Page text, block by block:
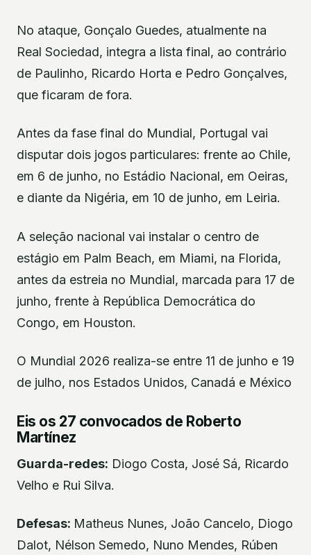
No ataque, Gonçalo Guedes, atualmente na
Real Sociedad, integra a lista final, ao contrário
de Paulinho, Ricardo Horta e Pedro Gonçalves,
que ficaram de fora.
Antes da fase final do Mundial, Portugal vai
disputar dois jogos particulares: frente ao Chile,
em 6 de junho, no Estádio Nacional, em Oeiras,
e diante da Nigéria, em 10 de junho, em Leiria.
A seleção nacional vai instalar o centro de
estágio em Palm Beach, em Miami, na Florida,
antes da estreia no Mundial, marcada para 17 de
junho, frente à República Democrática do
Congo, em Houston.
O Mundial 2026 realiza-se entre 11 de junho e 19
de julho, nos Estados Unidos, Canadá e México
Eis os 27 convocados de Roberto
Martínez
Guarda-redes: Diogo Costa, José Sá, Ricardo
Velho e Rui Silva.
Defesas: Matheus Nunes, João Cancelo, Diogo
Dalot, Nélson Semedo, Nuno Mendes, Rúben